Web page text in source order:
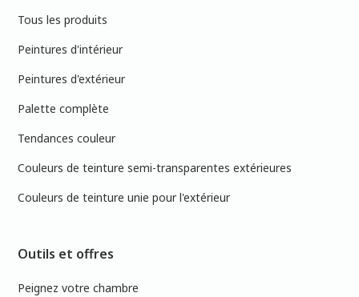
Tous les produits
Peintures d'intérieur
Peintures d'extérieur
Palette complète
Tendances couleur
Couleurs de teinture semi-transparentes extérieures
Couleurs de teinture unie pour l'extérieur
Outils et offres
Peignez votre chambre